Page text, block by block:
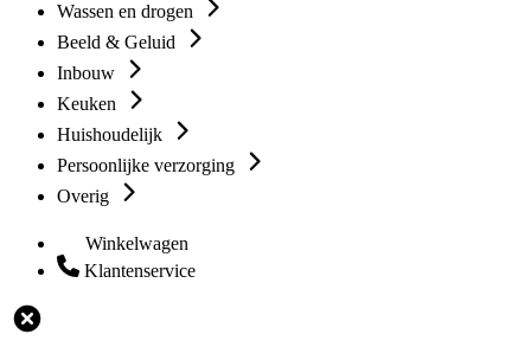
Wassen en drogen
Beeld & Geluid
Inbouw
Keuken
Huishoudelijk
Persoonlijke verzorging
Overig
Winkelwagen
Klantenservice